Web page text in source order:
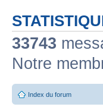
33743
Notre
Index du forum